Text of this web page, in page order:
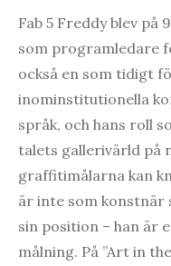
Fab 5 Freddy blev
som programledare
också en som tidigt
inominstitutionella
språk, och hans roll
talets gallerivärld på
graffitimålarna kan
är inte som konstnär
sin position – han är
målning. På ”Art in